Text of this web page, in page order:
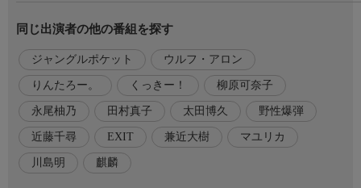
す!
出演者
【MC】
川島明(麒麟)
田村真子(TBSアナウンサー)
【金曜レギュラー】
太田博久(ジャングルポケット)
同じ出演者の他の番組を探す
ジャングルポケット ウルフ・アロン
りんたろー。 くっきー！ 柳原可奈子
永尾柚乃 田村真子 太田博久 野性爆弾
近藤千尋 EXIT 兼近大樹 マユリカ
川島明 麒麟